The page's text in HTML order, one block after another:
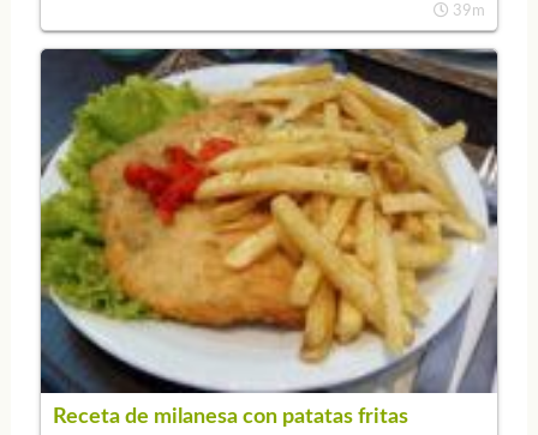
39m
Receta de milanesa con patatas fritas